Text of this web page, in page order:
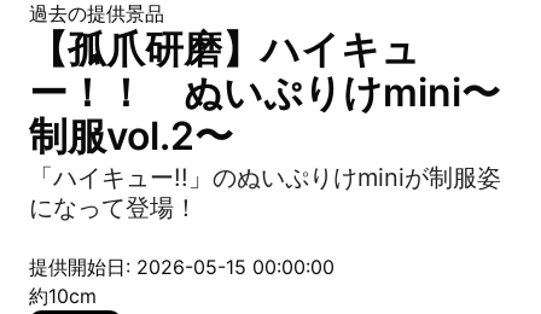
過去の提供景品
【孤爪研磨】ハイキュ
ー！！ ぬいぷりけmini〜
制服vol.2〜
「ハイキュー!!」のぬいぷりけminiが制服姿
になって登場！
提供開始日: 2026-05-15 00:00:00
約10cm